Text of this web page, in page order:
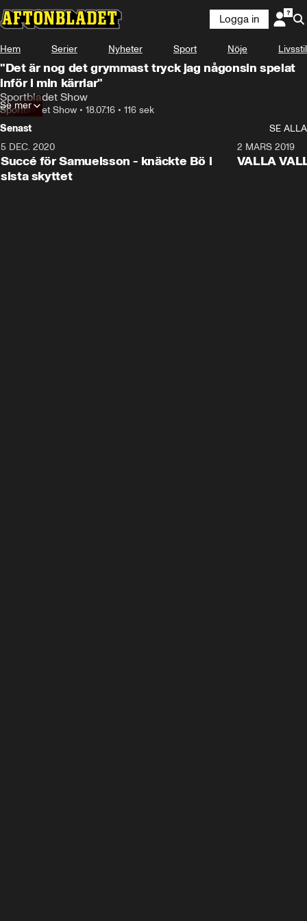
Logga in
Hem Serier Nyheter Sport Nöje Livsstil
"Det är nog det grymmast tryck jag någonsin spelat
inför i min kärriar"
Sportbladet Show
Sportbladet Show • 18.07.16 • 116 sek
Se mer
Senast
SE ALLA
5 DEC. 2020
Succé för Samuelsson - knäckte Bö i
sista skyttet
2 MARS 2019
VALLA